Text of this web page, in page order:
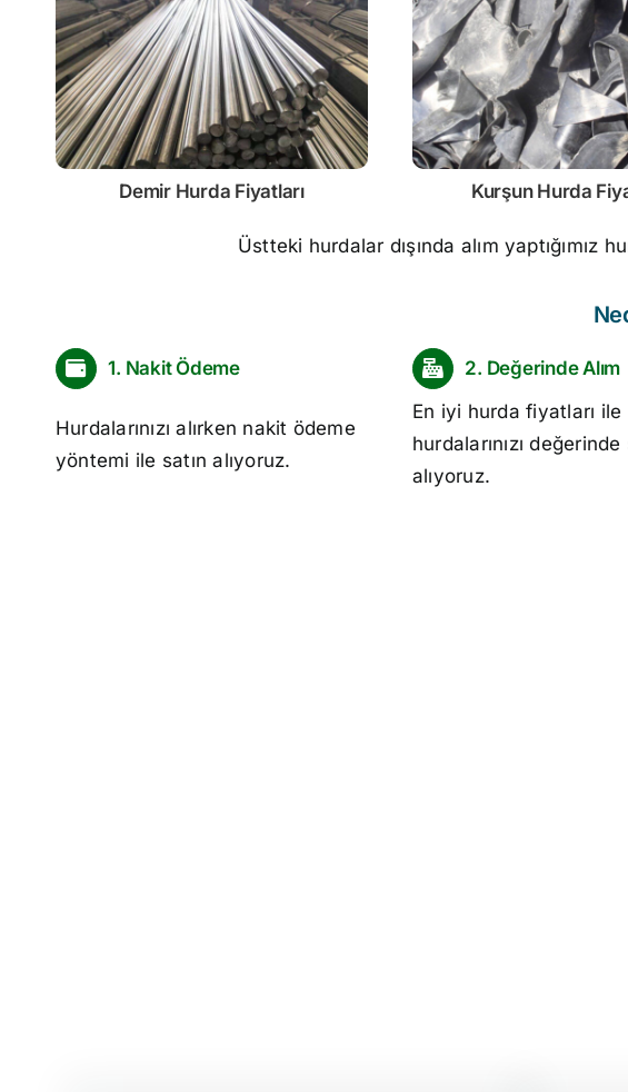
Demir Hurda Fiyatları Kurşun Hurda
Üstteki hurdalar dışında alım yaptığımız
1. Nakit Ödeme
Hurdalarınızı alırken nakit ödeme
yöntemi ile satın alıyoruz.
2. Değerinde Alım
En iyi hurda fiyatları ile
hurdalarınızı değerinde
alıyoruz.